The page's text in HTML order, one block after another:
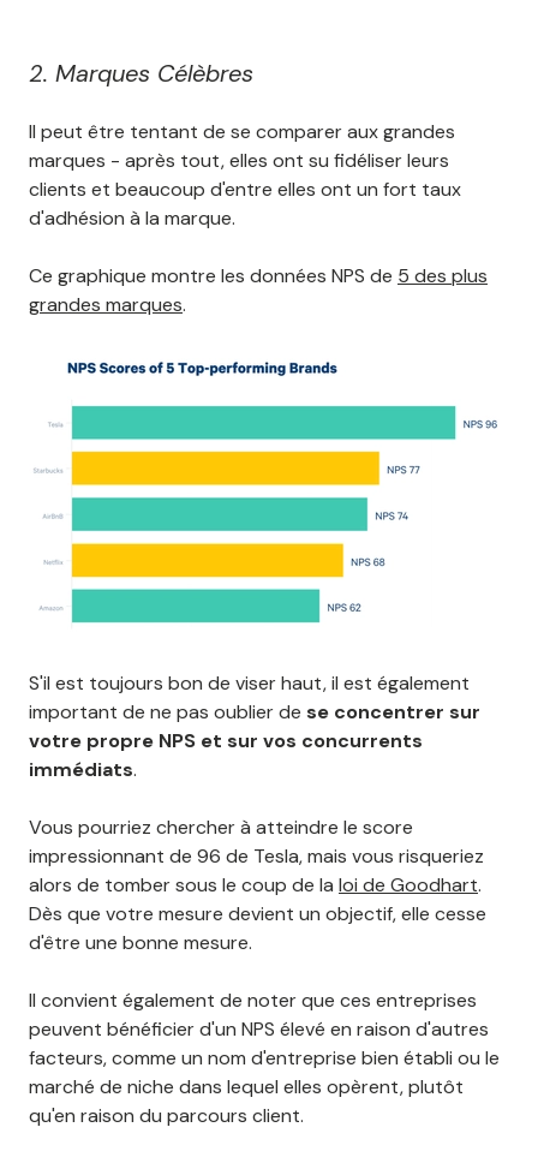
2. Marques Célèbres
Il peut être tentant de se comparer aux grandes
marques - après tout, elles ont su fidéliser leurs
clients et beaucoup d'entre elles ont un fort taux
d'adhésion à la marque.
Ce graphique montre les données NPS de 5 des plus
grandes marques.
S'il est toujours bon de viser haut, il est également
important de ne pas oublier de se concentrer sur
votre propre NPS et sur vos concurrents
immédiats.
Vous pourriez chercher à atteindre le score
impressionnant de 96 de Tesla, mais vous risqueriez
alors de tomber sous le coup de la loi de Goodhart.
Dès que votre mesure devient un objectif, elle cesse
d'être une bonne mesure.
Il convient également de noter que ces entreprises
peuvent bénéficier d'un NPS élevé en raison d'autres
facteurs, comme un nom d'entreprise bien établi ou le
marché de niche dans lequel elles opèrent, plutôt
qu'en raison du parcours client.